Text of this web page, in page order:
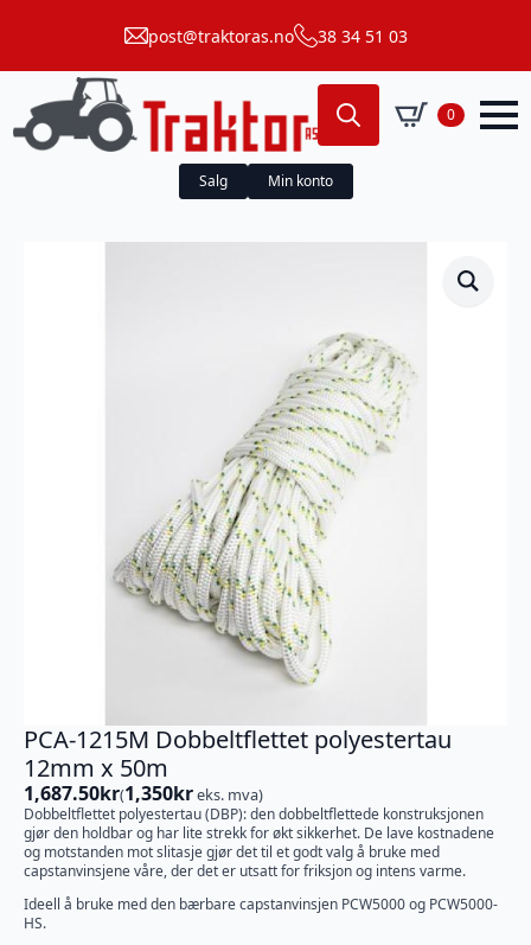
post@traktoras.no 38 34 51 03
Search
for:
0
Salg Min konto
PCA-1215M Dobbeltflettet polyestertau
12mm x 50m
1,687.50kr(1,350kreks. mva)
Dobbeltflettet polyestertau (DBP): den dobbeltflettede konstruksjonen
gjør den holdbar og har lite strekk for økt sikkerhet. De lave kostnadene
og motstanden mot slitasje gjør det til et godt valg å bruke med
capstanvinsjene våre, der det er utsatt for friksjon og intens varme.
Ideell å bruke med den bærbare capstanvinsjen PCW5000 og PCW5000-
HS.